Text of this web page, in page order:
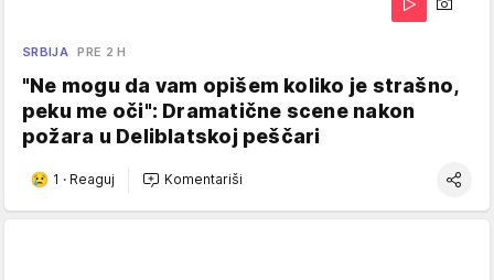
SRBIJA PRE 2 H
"Ne mogu da vam opišem koliko je strašno,
peku me oči": Dramatične scene nakon
požara u Deliblatskoj peščari
1 · Reaguj Komentariši